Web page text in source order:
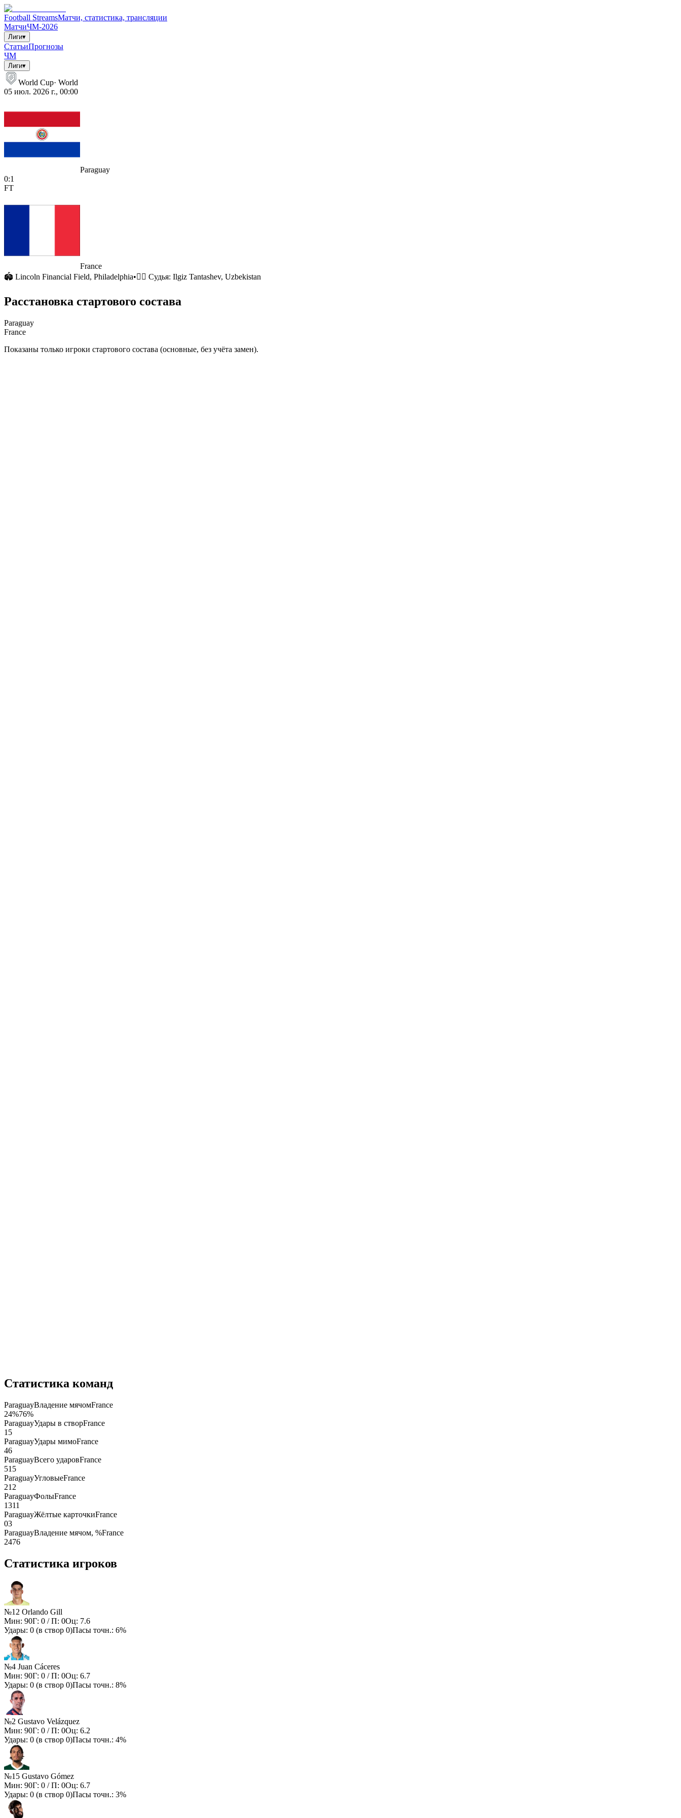
Football StreamsМатчи, статистика, трансляции
МатчиЧМ-2026
Лиги▾
СтатьиПрогнозы
ЧМ
Лиги▾
World Cup· World
05 июл. 2026 г., 00:00
Paraguay
0:1
FT
France
🏟 Lincoln Financial Field, Philadelphia•🧑‍⚖️ Судья: Ilgiz Tantashev, Uzbekistan
Расстановка стартового состава
Paraguay
France
Показаны только игроки стартового состава (основные, без учёта замен).
Статистика команд
ParaguayВладение мячомFrance
24%76%
ParaguayУдары в створFrance
1 5
ParaguayУдары мимоFrance
46
ParaguayВсего ударовFrance
515
ParaguayУгловыеFrance
212
ParaguayФолыFrance
1311
ParaguayЖёлтые карточкиFrance
03
ParaguayВладение мячом, %France
2476
Статистика игроков
№12 Orlando Gill
Мин: 90Г: 0 / П: 0Оц: 7.6
Удары: 0 (в створ 0)Пасы точн.: 6%
№4 Juan Cáceres
Мин: 90Г: 0 / П: 0Оц: 6.7
Удары: 0 (в створ 0)Пасы точн.: 8%
№2 Gustavo Velázquez
Мин: 90Г: 0 / П: 0Оц: 6.2
Удары: 0 (в створ 0)Пасы точн.: 4%
№15 Gustavo Gómez
Мин: 90Г: 0 / П: 0Оц: 6.7
Удары: 0 (в створ 0)Пасы точн.: 3%